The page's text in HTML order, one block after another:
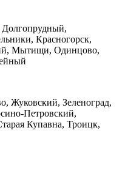
Красногорск,
Мытищи, Одинцово,
Жуковский, Зеленоград,
Петровский,
Купавна, Троицк,